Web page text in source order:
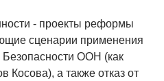
- проекты реформы
сценарии применения
ООН (как
Косова), а также отказ от